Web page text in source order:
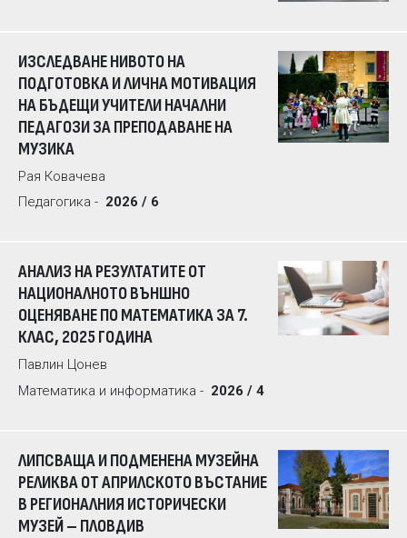
ИЗСЛЕДВАНЕ НИВОТО НА
ПОДГОТОВКА И ЛИЧНА МОТИВАЦИЯ
НА БЪДЕЩИ УЧИТЕЛИ НАЧАЛНИ
ПЕДАГОЗИ ЗА ПРЕПОДАВАНЕ НА
МУЗИКА
Рая Ковачева
Педагогика - 2026 / 6
АНАЛИЗ НА РЕЗУЛТАТИТЕ ОТ
НАЦИОНАЛНОТО ВЪНШНО
ОЦЕНЯВАНЕ ПО МАТЕМАТИКА ЗА 7.
КЛАС, 2025 ГОДИНА
Павлин Цонев
Математика и информатика - 2026 / 4
ЛИПСВАЩА И ПОДМЕНЕНА МУЗЕЙНА
РЕЛИКВА ОТ АПРИЛСКОТО ВЪСТАНИЕ
В РЕГИОНАЛНИЯ ИСТОРИЧЕСКИ
МУЗЕЙ – ПЛОВДИВ